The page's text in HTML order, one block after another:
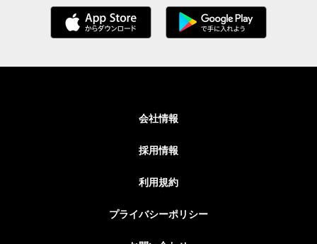
会社情報
採用情報
利用規約
プライバシーポリシー